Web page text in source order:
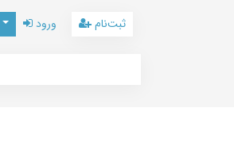
ورود ثبت‌نام